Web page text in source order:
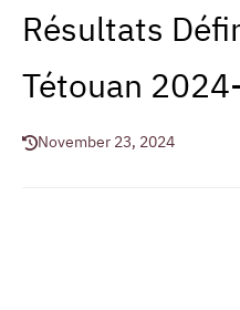
Résultats
Tétouan
November 23, 2024